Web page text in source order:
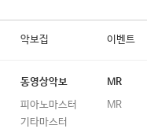
악보집 이벤트
동영상악보
피아노마스터
기타마스터
MR
MR